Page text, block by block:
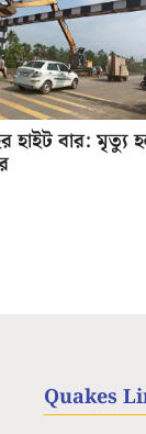
হাইট বার: মৃত্যু
Quakes